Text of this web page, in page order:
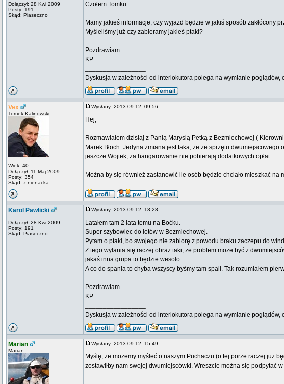
Dołączył: 28 Kwi 2009
Posty: 191
Skąd: Piaseczno
Czołem Tomku.
Mamy jakieś informacje, czy wyjazd będzie w jakiś sposób zakłócony
Myśleliśmy już czy zabieramy jakieś ptaki?
Pozdrawiam
KP
Dyskusja w zależności od interlokutora polega na wymianie
Vex
Tomek Kalinowski
Wiek: 40
Dołączył: 11 Maj 2009
Posty: 354
Skąd: z nienacka
Wysłany: 2013-09-12, 09:56
Hej,
Rozmawiałem dzisiaj z Panią Marysią Petką z Bezmiechowej (
Marek Błoch. Jedyna zmiana jest taka, że ze sprzętu
jeszcze Wojtek, za hangarowanie nie pobierają dodatkowych opłat.
Można by się również zastanowić ile osób będzie chciało mieszkać
Karol Pawlicki
Dołączył: 28 Kwi 2009
Posty: 191
Skąd: Piaseczno
Wysłany: 2013-09-12, 13:28
Latałem tam 2 lata temu na Boćku.
Super szybowiec do lotów w Bezmiechowej.
Pytam o ptaki, bo swojego nie zabiorę z powodu braku zaczepu do
Z tego wyłania się raczej obraz taki, że problem może być z
jakaś inna grupa to będzie wesoło.
A co do spania to chyba wszyscy byśmy tam spali. Tak rozumiałem
Pozdrawiam
KP
Dyskusja w zależności od interlokutora polega na wymianie
Marian
Marian
Wysłany: 2013-09-12, 15:49
Myślę, że możemy myśleć o naszym Puchaczu (o tej porze raczej już
zostawiłby nam swojej dwumiejscówki. Wreszcie można się podpytać